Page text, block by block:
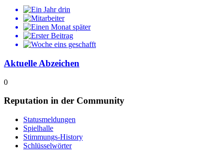
Aktuelle Abzeichen
0
Reputation in der Community
Statusmeldungen
Spielhalle
Stimmungs-History
Schlüsselwörter